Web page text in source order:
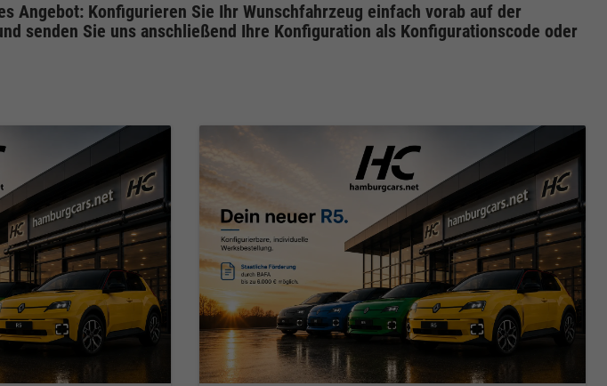
Angebot: Konfigurieren Sie Ihr Wunschfahrzeug einfach vorab auf der
senden Sie uns anschließend Ihre Konfiguration als Konfigurationscode oder